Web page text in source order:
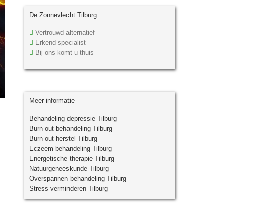
De Zonnevlecht Tilburg
Vertrouwd alternatief
Erkend specialist
Bij ons komt u thuis
Meer informatie
Behandeling depressie Tilburg
Burn out behandeling Tilburg
Burn out herstel Tilburg
Eczeem behandeling Tilburg
Energetische therapie Tilburg
Natuurgeneeskunde Tilburg
Overspannen behandeling Tilburg
Stress verminderen Tilburg